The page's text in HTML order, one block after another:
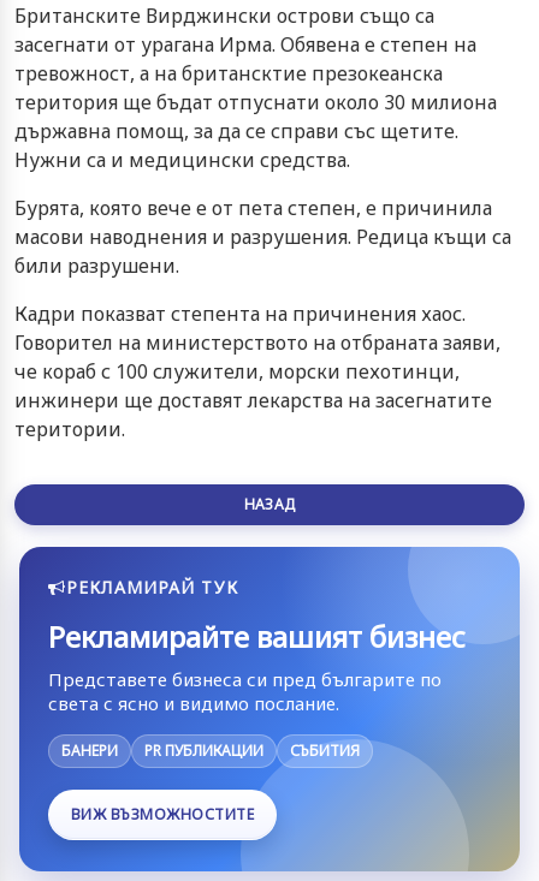
Британските Вирджински острови също са
засегнати от урагана Ирма. Обявена е степен на
тревожност, а на британсктие презокеанска
територия ще бъдат отпуснати около 30 милиона
държавна помощ, за да се справи със щетите.
Нужни са и медицински средства.
Бурята, която вече е от пета степен, е причинила
масови наводнения и разрушения. Редица къщи са
били разрушени.
Кадри показват степента на причинения хаос.
Говорител на министерството на отбраната заяви,
че кораб с 100 служители, морски пехотинци,
инжинери ще доставят лекарства на засегнатите
територии.
НАЗАД
РЕКЛАМИРАЙ ТУК
Рекламирайте вашият бизнес
Представете бизнеса си пред българите по
света с ясно и видимо послание.
БАНЕРИ PR ПУБЛИКАЦИИ СЪБИТИЯ
ВИЖ ВЪЗМОЖНОСТИТЕ